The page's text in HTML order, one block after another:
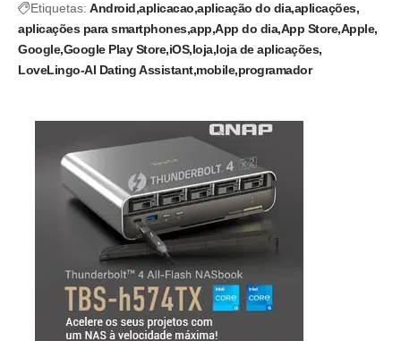
Etiquetas: Android aplicacao aplicação do dia aplicações
aplicações para smartphones app App do dia App Store Apple
Google Google Play Store iOS loja loja de aplicações
LoveLingo-AI Dating Assistant mobile programador